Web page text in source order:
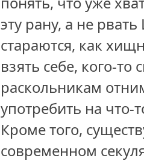
эту рану, а не
стараются, как
взять себе, кого-
раскольникам
употребить на что-
Кроме того,
современном